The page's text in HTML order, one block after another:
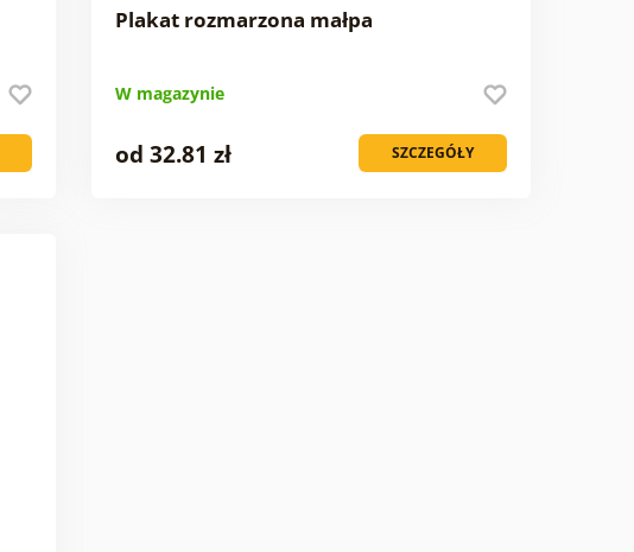
Plakat rozmarzona małpa
W magazynie
SZCZEGÓŁY
od 32.81 zł